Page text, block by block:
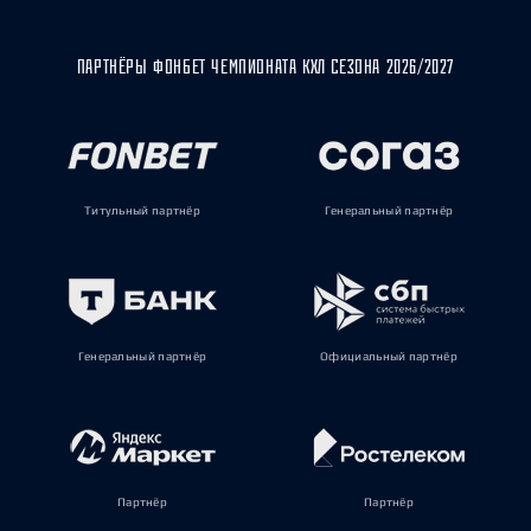
ПАРТНЁРЫ ФОНБЕТ ЧЕМПИОНАТА КХЛ СЕЗОНА 2026/2027
Титульный партнёр Генеральный партнёр
Генеральный партнёр Официальный партнёр
Партнёр Партнёр